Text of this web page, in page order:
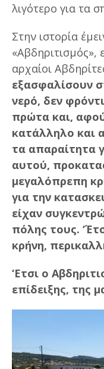
λιγότερο για τα
Στην ιστορία
«Αβδηριτισμός»,
αρχαίοι
εξασφαλίσουν
νερό, δεν
πρώτα και,
κατάλληλο και
τα απαραίτητα
αυτού,
μεγαλόπρεπη
για την
είχαν
πόλης τους.
κρήνη,
‘Ετσι ο
επίδειξης, της